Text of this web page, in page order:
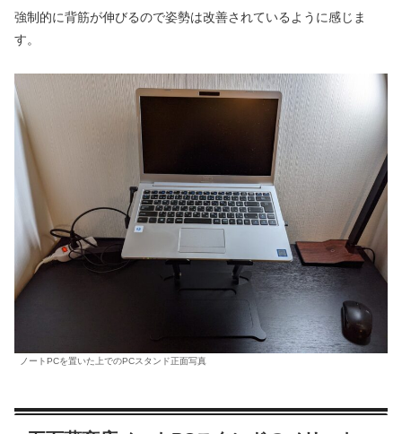
強制的に背筋が伸びるので姿勢は改善されているように感じま
す。
ノートPCを置いた上でのPCスタンド正面写真